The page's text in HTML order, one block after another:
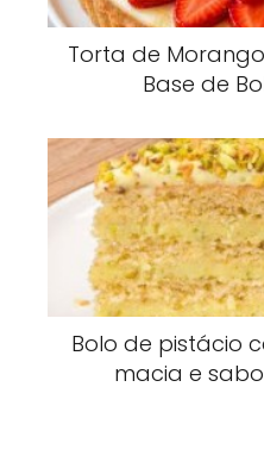
Torta de
Base de
Bolo de pistácio
macia e